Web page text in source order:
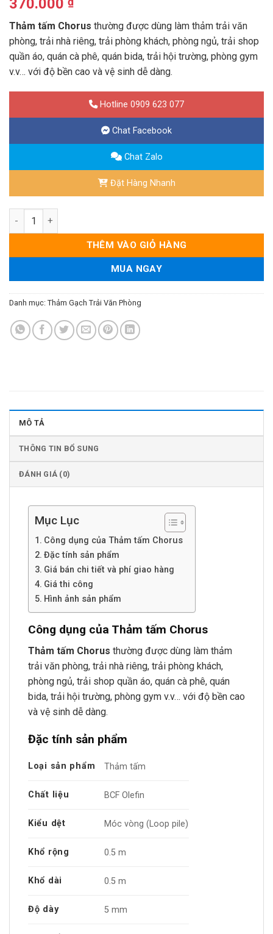
370.000
Thảm tấm Chorus thường được dùng làm thảm trải văn
phòng, trải nhà riêng, trải phòng khách, phòng ngủ, trải shop
quần áo, quán cà phê, quán bida, trải hội trường, phòng gym
v.v… với độ bền cao và vệ sinh dễ dàng.
Hotline 0909 623 077
Chat Facebook
Chat Zalo
Đặt Hàng Nhanh
Thảm Tấm Chorus số lượng
THÊM VÀO GIỎ HÀNG
MUA NGAY
Danh mục: Thảm Gạch Trải Văn Phòng
MÔ TẢ
THÔNG TIN BỔ SUNG
ĐÁNH GIÁ (0)
Mục Lục
Công dụng của Thảm tấm Chorus
Đặc tính sản phẩm
Giá bán chi tiết và phí giao hàng
Giá thi công
Hình ảnh sản phẩm
Công dụng của Thảm tấm Chorus
Thảm tấm Chorus thường được dùng làm thảm
trải văn phòng, trải nhà riêng, trải phòng khách,
phòng ngủ, trải shop quần áo, quán cà phê, quán
bida, trải hội trường, phòng gym v.v… với độ bền cao
và vệ sinh dễ dàng.
Đặc tính sản phẩm
Loại sản phẩm Thảm tấm
Chất liệu BCF Olefin
Kiểu dệt Móc vòng (Loop pile)
Khổ rộng 0.5 m
Khổ dài 0.5 m
Độ dày 5 mm